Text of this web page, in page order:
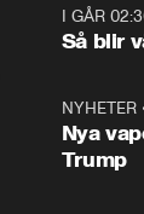
I GÅR
Så blir
NYHETER
Nya
Trump